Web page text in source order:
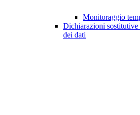
Monitoraggio
Dichiarazioni
dei dati